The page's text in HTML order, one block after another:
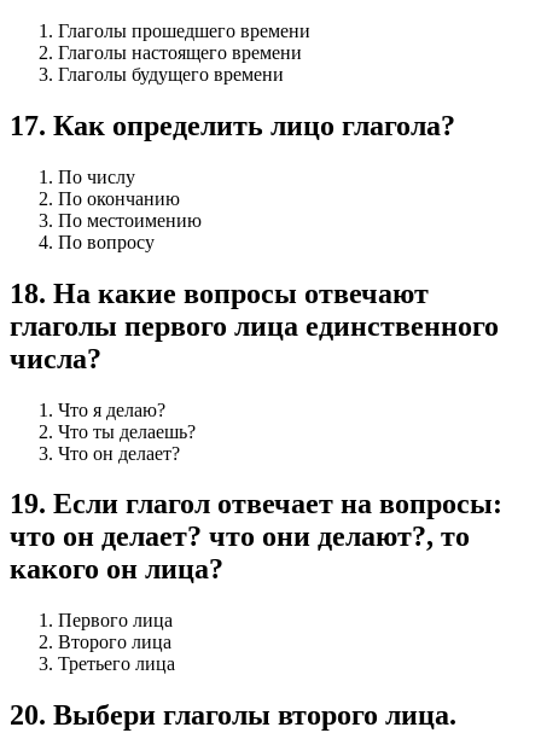
Глаголы прошедшего времени
Глаголы настоящего времени
Глаголы будущего времени
17. Как определить лицо глагола?
По числу
По окончанию
По местоимению
По вопросу
18. На какие вопросы отвечают
глаголы первого лица единственного
числа?
Что я делаю?
Что ты делаешь?
Что он делает?
19. Если глагол отвечает на вопросы:
что он делает? что они делают?, то
какого он лица?
Первого лица
Второго лица
Третьего лица
20. Выбери глаголы второго лица.